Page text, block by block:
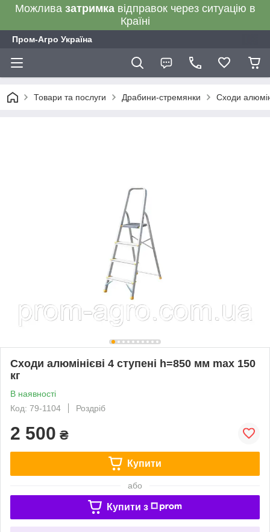
Можлива затримкавідправок через ситуацію в
Країні
Пром-Агро Україна
Товари та послуги Драбини-стремянки Сходи
Сходи алюмінієві 4 ступені h=850 мм max 150
кг
В наявності
Код: 79-1104
Роздріб
2 500 ₴
Купити
або
Купити з